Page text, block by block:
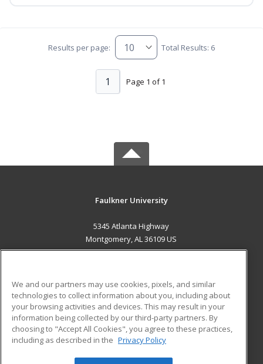
Results per page: Total Results: 6
Page 1 of 1
1
Faulkner University
5345 Atlanta Highway
Montgomery, AL 36109 US
ADDITIONAL RESOURCES
Military
Financial Assistance
Help
Student Blog
We and our partners may use cookies, pixels, and similar
technologies to collect information about you, including about
your browsing activities and devices. This may result in your
information being collected by our third-party partners. By
choosing to "Accept All Cookies", you agree to these practices,
including as described in the Privacy Policy